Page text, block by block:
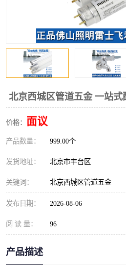
北京西城区管道五金 一站式
价格： 面议
产品数量： 999.00个
发货地址： 北京市丰台区
关键词： 北京西城区管道五金
发布日期： 2026-08-06
阅 读 量： 96
产品描述